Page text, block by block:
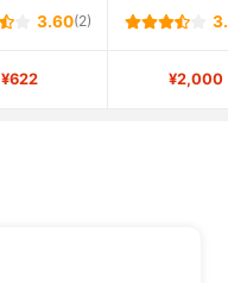
3.60(2)
¥622 ¥2,000